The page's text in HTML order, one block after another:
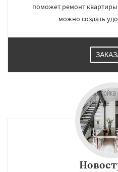
поможет ремонт
можно создать